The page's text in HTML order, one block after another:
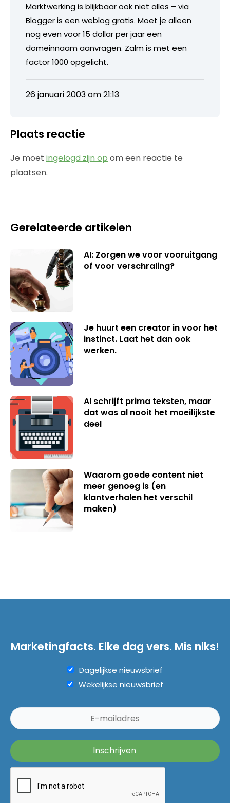
Marktwerking is blijkbaar ook niet alles – via
Blogger is een weblog gratis. Moet je alleen
nog even voor 15 dollar per jaar een
domeinnaam aanvragen. Zalm is met een
factor 1000 opgelicht.
26 januari 2003 om 21:13
Plaats reactie
Je moet ingelogd zijn op om een reactie te
plaatsen.
Gerelateerde artikelen
AI: Zorgen we voor vooruitgang
of voor verschraling?
Je huurt een creator in voor het
instinct. Laat het dan ook
werken.
AI schrijft prima teksten, maar
dat was al nooit het moeilijkste
deel
Waarom goede content niet
meer genoeg is (en
klantverhalen het verschil
maken)
Marketingfacts. Elke dag vers. Mis niks!
Dagelijkse nieuwsbrief
Wekelijkse nieuwsbrief